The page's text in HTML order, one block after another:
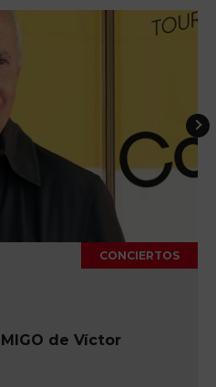
IM-PULSE Pink Floyd